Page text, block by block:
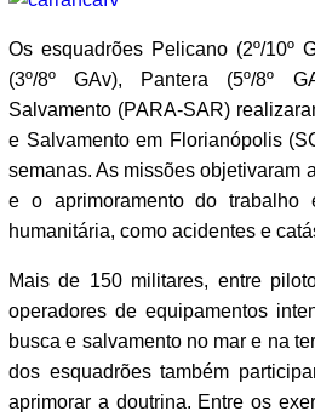
Os esquadrões Pelicano (2º/10º
(3º/8º GAv), Pantera (5º/8º
Salvamento (PARA-SAR)
e Salvamento em Florianópolis
semanas. As missões objetivaram
e o aprimoramento do trabalho
humanitária, como acidentes e
Mais de 150 militares, entre
operadores de equipamentos
busca e salvamento no mar e na
dos esquadrões também
aprimorar a doutrina. Entre os